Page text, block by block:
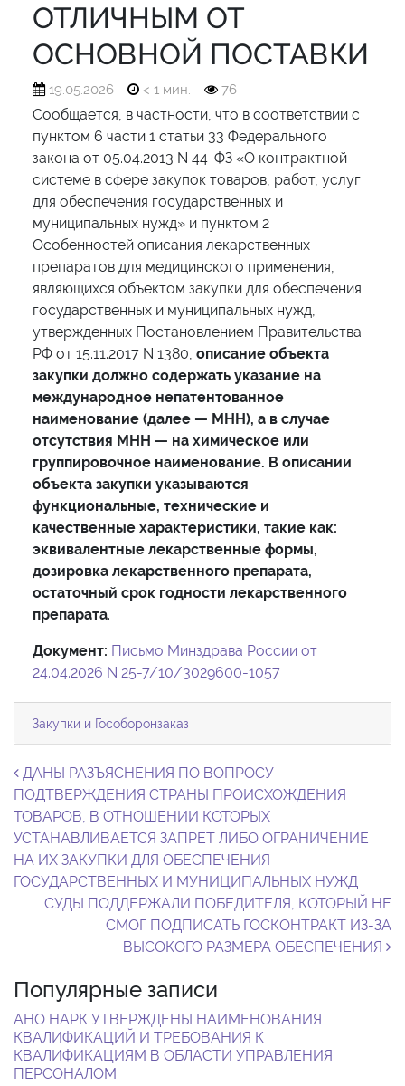
ОТЛИЧНЫМ ОТ
ОСНОВНОЙ ПОСТАВКИ
19.05.2026 < 1 мин. 76
Сообщается, в частности, что в соответствии с
пунктом 6 части 1 статьи 33 Федерального
закона от 05.04.2013 N 44-ФЗ «О контрактной
системе в сфере закупок товаров, работ, услуг
для обеспечения государственных и
муниципальных нужд» и пунктом 2
Особенностей описания лекарственных
препаратов для медицинского применения,
являющихся объектом закупки для обеспечения
государственных и муниципальных нужд,
утвержденных Постановлением Правительства
РФ от 15.11.2017 N 1380, описание объекта
закупки должно содержать указание на
международное непатентованное
наименование (далее — МНН), а в случае
отсутствия МНН — на химическое или
группировочное наименование. В описании
объекта закупки указываются
функциональные, технические и
качественные характеристики, такие как:
эквивалентные лекарственные формы,
дозировка лекарственного препарата,
остаточный срок годности лекарственного
препарата.
Документ: Письмо Минздрава России от
24.04.2026 N 25-7/10/3029600-1057
Закупки и Гособоронзаказ
Навигация по записям
ДАНЫ РАЗЪЯСНЕНИЯ ПО ВОПРОСУ
ПОДТВЕРЖДЕНИЯ СТРАНЫ ПРОИСХОЖДЕНИЯ
ТОВАРОВ, В ОТНОШЕНИИ КОТОРЫХ
УСТАНАВЛИВАЕТСЯ ЗАПРЕТ ЛИБО ОГРАНИЧЕНИЕ
НА ИХ ЗАКУПКИ ДЛЯ ОБЕСПЕЧЕНИЯ
ГОСУДАРСТВЕННЫХ И МУНИЦИПАЛЬНЫХ НУЖД
СУДЫ ПОДДЕРЖАЛИ ПОБЕДИТЕЛЯ, КОТОРЫЙ НЕ
СМОГ ПОДПИСАТЬ ГОСКОНТРАКТ ИЗ-ЗА
ВЫСОКОГО РАЗМЕРА ОБЕСПЕЧЕНИЯ
Популярные записи
АНО НАРК УТВЕРЖДЕНЫ НАИМЕНОВАНИЯ
КВАЛИФИКАЦИЙ И ТРЕБОВАНИЯ К
КВАЛИФИКАЦИЯМ В ОБЛАСТИ УПРАВЛЕНИЯ
ПЕРСОНАЛОМ